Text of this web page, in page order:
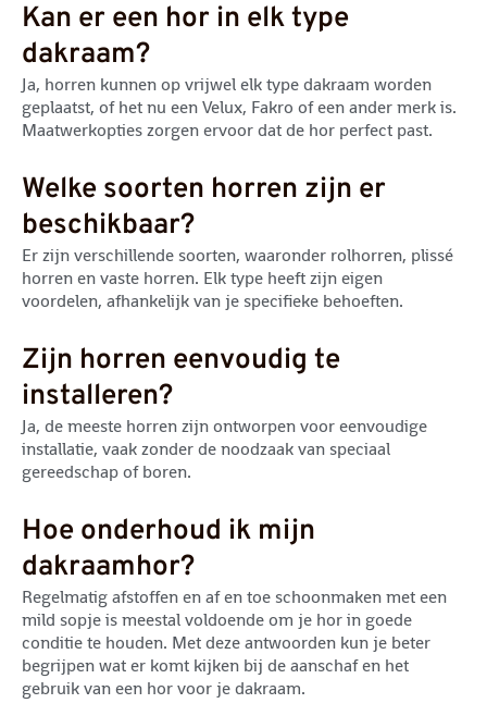
Kan er een hor in elk type
dakraam?
Ja, horren kunnen op vrijwel elk type dakraam worden
geplaatst, of het nu een Velux, Fakro of een ander merk is.
Maatwerkopties zorgen ervoor dat de hor perfect past.
Welke soorten horren zijn er
beschikbaar?
Er zijn verschillende soorten, waaronder rolhorren, plissé
horren en vaste horren. Elk type heeft zijn eigen
voordelen, afhankelijk van je specifieke behoeften.
Zijn horren eenvoudig te
installeren?
Ja, de meeste horren zijn ontworpen voor eenvoudige
installatie, vaak zonder de noodzaak van speciaal
gereedschap of boren.
Hoe onderhoud ik mijn
dakraamhor?
Regelmatig afstoffen en af en toe schoonmaken met een
mild sopje is meestal voldoende om je hor in goede
conditie te houden. Met deze antwoorden kun je beter
begrijpen wat er komt kijken bij de aanschaf en het
gebruik van een hor voor je dakraam.